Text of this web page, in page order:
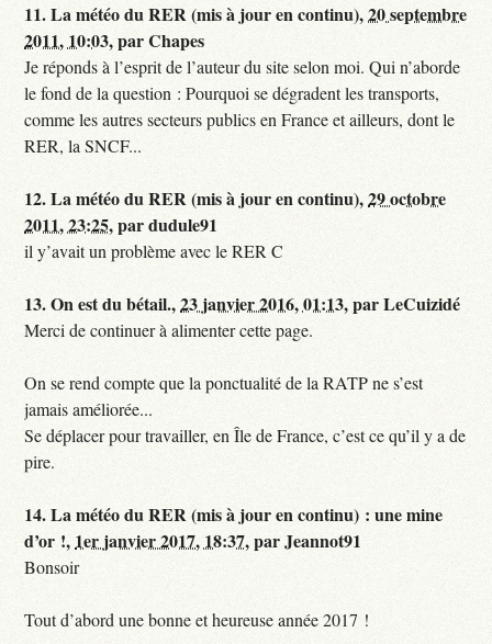
11.La météo du RER (mis à jour en continu),20 septembre
2011, 10:03,parChapes
Je réponds à l’esprit de l’auteur du site selon moi. Qui n’aborde
le fond de la question : Pourquoi se dégradent les transports,
comme les autres secteurs publics en France et ailleurs, dont le
RER, la SNCF...
12.La météo du RER (mis à jour en continu),29 octobre
2011, 23:25,pardudule91
il y’avait un problème avec le RER C
13.On est du bétail.,23 janvier 2016, 01:13,parLeCuizidé
Merci de continuer à alimenter cette page.
On se rend compte que la ponctualité de la RATP ne s’est
jamais améliorée...
Se déplacer pour travailler, en Île de France, c’est ce qu’il y a de
pire.
14.La météo du RER (mis à jour en continu) : une mine
d’or !, 1er janvier 2017, 18:37,parJeannot91
Bonsoir
Tout d’abord une bonne et heureuse année 2017 !